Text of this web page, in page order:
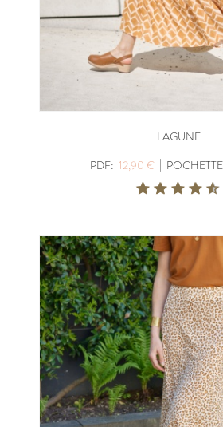
LAGUNE
PDF: 12,90 € |